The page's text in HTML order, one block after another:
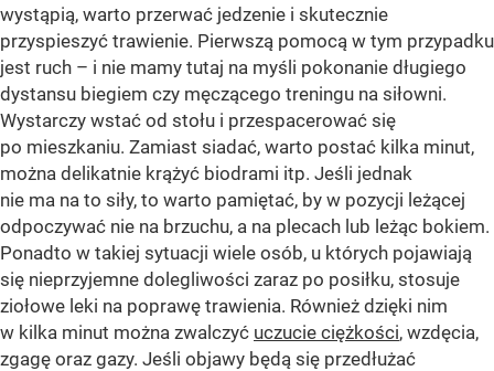
wystąpią, warto przerwać jedzenie i skutecznie
przyspieszyć trawienie. Pierwszą pomocą w tym przypadku
jest ruch – i nie mamy tutaj na myśli pokonanie długiego
dystansu biegiem czy męczącego treningu na siłowni.
Wystarczy wstać od stołu i przespacerować się
po mieszkaniu. Zamiast siadać, warto postać kilka minut,
można delikatnie krążyć biodrami itp. Jeśli jednak
nie ma na to siły, to warto pamiętać, by w pozycji leżącej
odpoczywać nie na brzuchu, a na plecach lub leżąc bokiem.
Ponadto w takiej sytuacji wiele osób, u których pojawiają
się nieprzyjemne dolegliwości zaraz po posiłku, stosuje
ziołowe leki na poprawę trawienia. Również dzięki nim
w kilka minut można zwalczyć uczucie ciężkości, wzdęcia,
zgagę oraz gazy. Jeśli objawy będą się przedłużać